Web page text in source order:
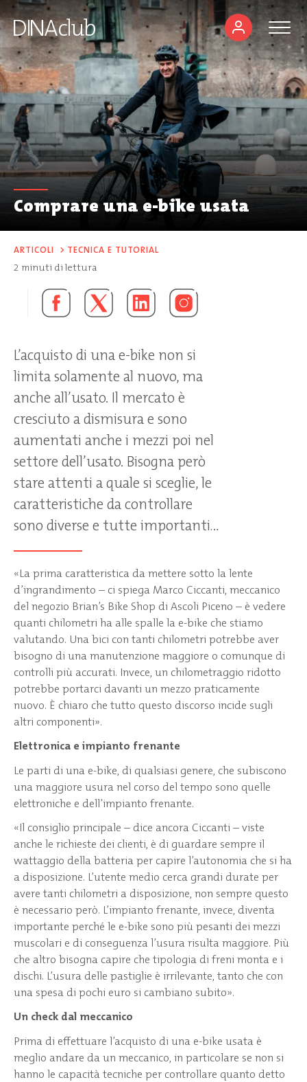
Comprare una e-bike usata
ARTICOLI > TECNICA E TUTORIAL
2 minuti di lettura
L’acquisto di una e-bike non si
limita solamente al nuovo, ma
anche all’usato. Il mercato è
cresciuto a dismisura e sono
aumentati anche i mezzi poi nel
settore dell’usato. Bisogna però
stare attenti a quale si sceglie, le
caratteristiche da controllare
sono diverse e tutte importanti...
«La prima caratteristica da mettere sotto la lente
d’ingrandimento – ci spiega Marco Ciccanti, meccanico
del negozio Brian’s Bike Shop di Ascoli Piceno – è vedere
quanti chilometri ha alle spalle la e-bike che stiamo
valutando. Una bici con tanti chilometri potrebbe aver
bisogno di una manutenzione maggiore o comunque di
controlli più accurati. Invece, un chilometraggio ridotto
potrebbe portarci davanti un mezzo praticamente
nuovo. È chiaro che tutto questo discorso incide sugli
altri componenti».
Elettronica e impianto frenante
Le parti di una e-bike, di qualsiasi genere, che subiscono
una maggiore usura nel corso del tempo sono quelle
elettroniche e dell’impianto frenante.
«Il consiglio principale – dice ancora Ciccanti – viste
anche le richieste dei clienti, è di guardare sempre il
wattaggio della batteria per capire l’autonomia che si ha
a disposizione. L’utente medio cerca grandi durate per
avere tanti chilometri a disposizione, non sempre questo
è necessario però. L’impianto frenante, invece, diventa
importante perché le e-bike sono più pesanti dei mezzi
muscolari e di conseguenza l’usura risulta maggiore. Più
che altro bisogna capire che tipologia di freni monta e i
dischi. L’usura delle pastiglie è irrilevante, tanto che con
una spesa di pochi euro si cambiano subito».
Un check dal meccanico
Prima di effettuare l’acquisto di una e-bike usata è
meglio andare da un meccanico, in particolare se non si
hanno le capacità tecniche per controllare quanto detto